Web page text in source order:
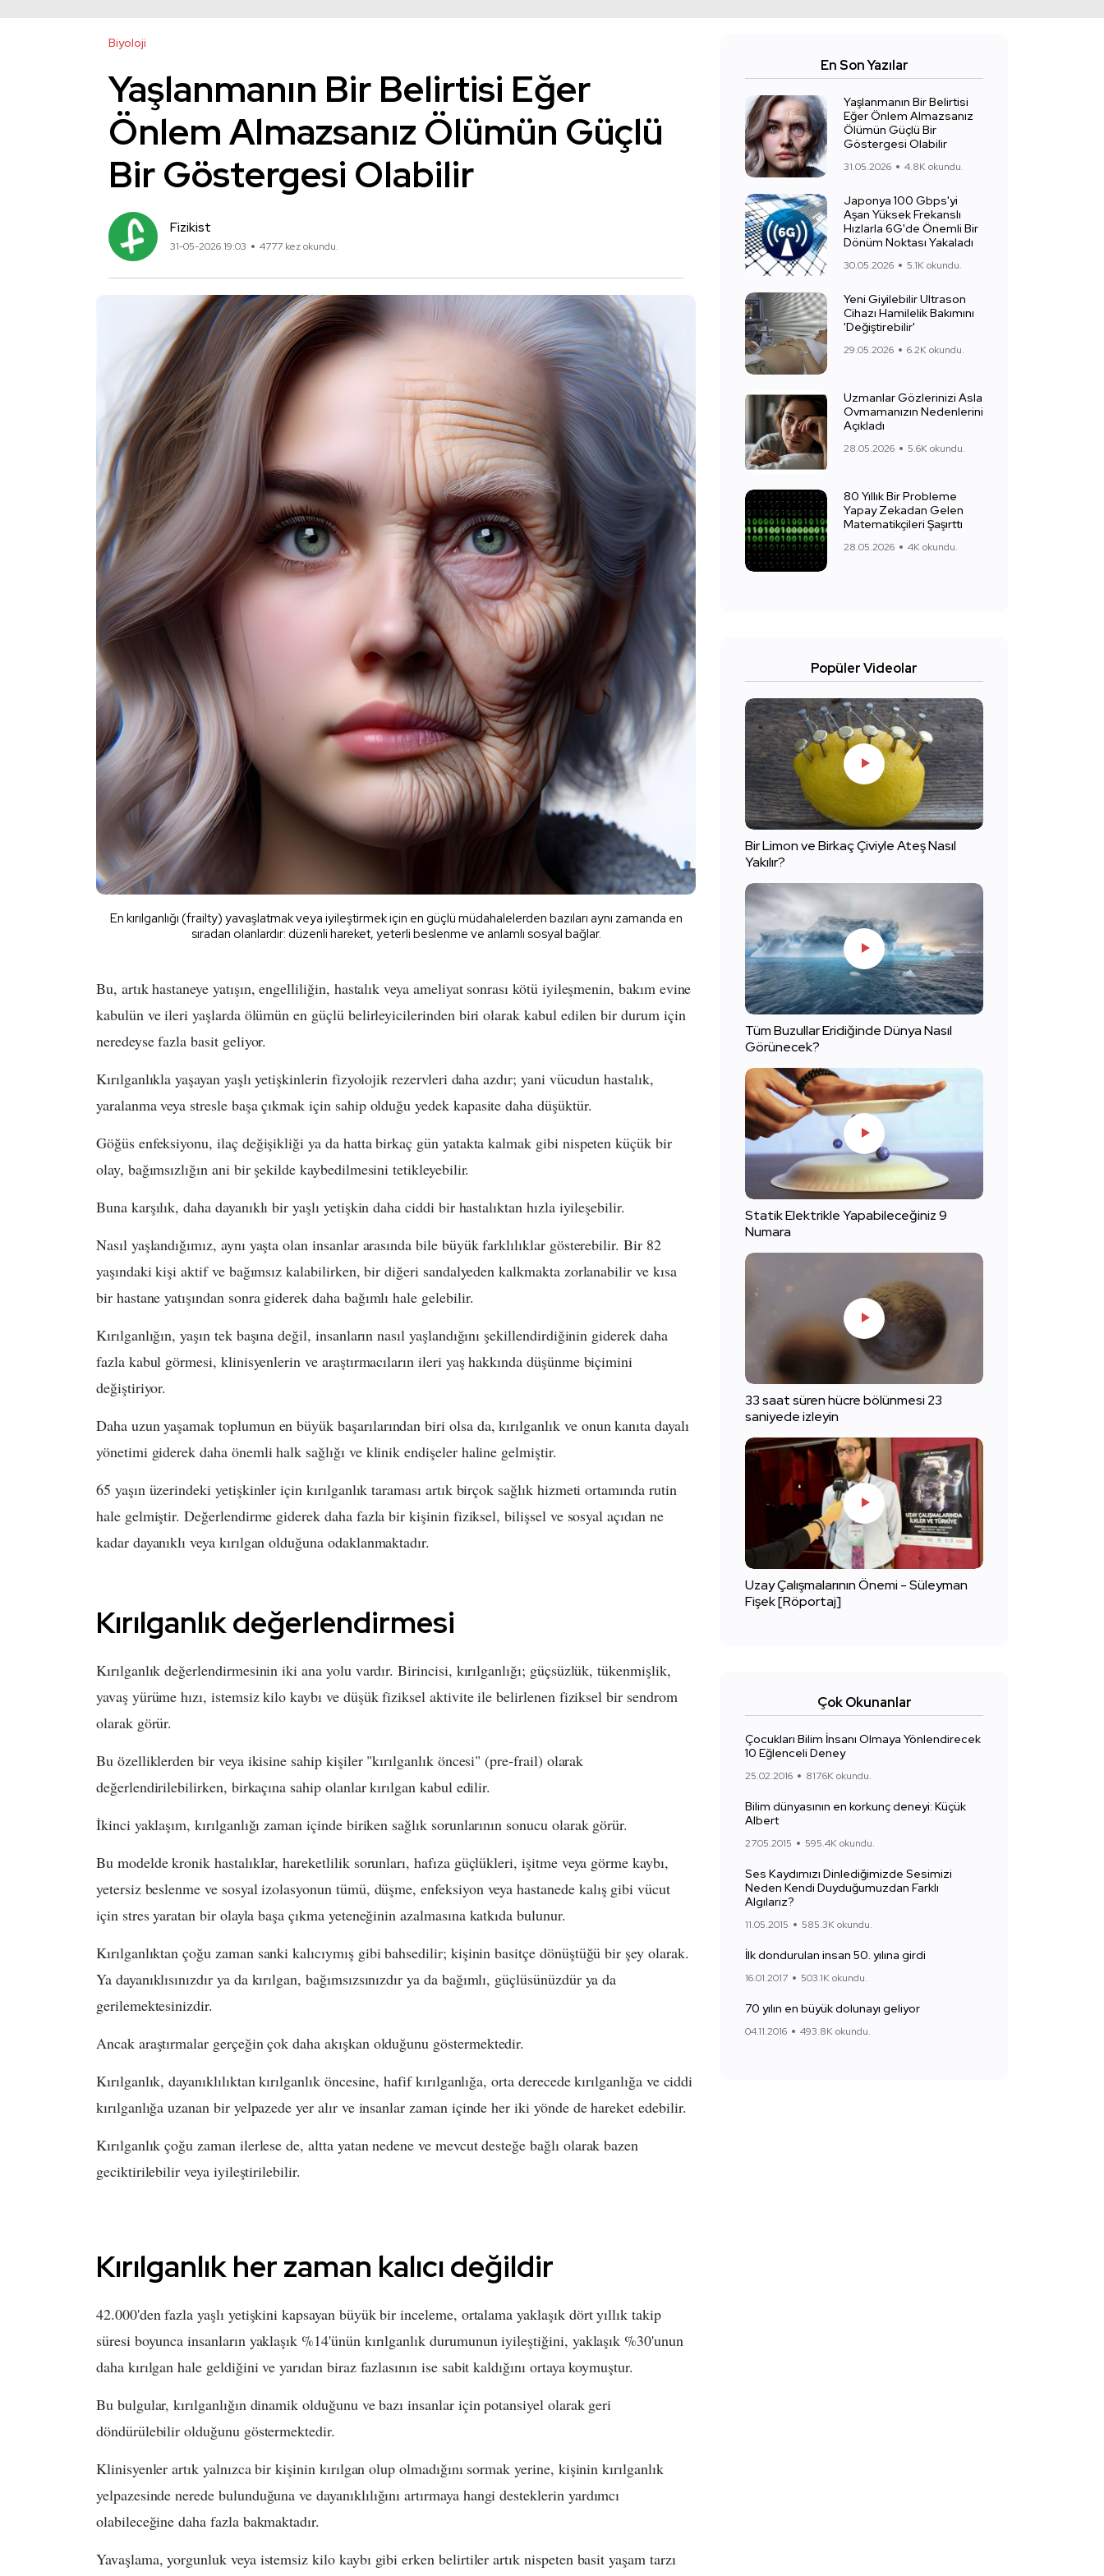
Biyoloji
Yaşlanmanın Bir Belirtisi Eğer
Önlem Almazsanız Ölümün Güçlü
Bir Göstergesi Olabilir
Fizikist
31-05-2026 19:03 4777 kez okundu.
En kırılganlığı (frailty) yavaşlatmak veya iyileştirmek için en güçlü müdahalelerden bazıları aynı zamanda en
sıradan olanlardır: düzenli hareket, yeterli beslenme ve anlamlı sosyal bağlar.
Bu, artık hastaneye yatışın, engelliliğin, hastalık veya ameliyat sonrası kötü iyileşmenin, bakım evine
kabulün ve ileri yaşlarda ölümün en güçlü belirleyicilerinden biri olarak kabul edilen bir durum için
neredeyse fazla basit geliyor.
Kırılganlıkla yaşayan yaşlı yetişkinlerin fizyolojik rezervleri daha azdır; yani vücudun hastalık,
yaralanma veya stresle başa çıkmak için sahip olduğu yedek kapasite daha düşüktür.
Göğüs enfeksiyonu, ilaç değişikliği ya da hatta birkaç gün yatakta kalmak gibi nispeten küçük bir
olay, bağımsızlığın ani bir şekilde kaybedilmesini tetikleyebilir.
Buna karşılık, daha dayanıklı bir yaşlı yetişkin daha ciddi bir hastalıktan hızla iyileşebilir.
Nasıl yaşlandığımız, aynı yaşta olan insanlar arasında bile büyük farklılıklar gösterebilir. Bir 82
yaşındaki kişi aktif ve bağımsız kalabilirken, bir diğeri sandalyeden kalkmakta zorlanabilir ve kısa
bir hastane yatışından sonra giderek daha bağımlı hale gelebilir.
Kırılganlığın, yaşın tek başına değil, insanların nasıl yaşlandığını şekillendirdiğinin giderek daha
fazla kabul görmesi, klinisyenlerin ve araştırmacıların ileri yaş hakkında düşünme biçimini
değiştiriyor.
Daha uzun yaşamak toplumun en büyük başarılarından biri olsa da, kırılganlık ve onun kanıta dayalı
yönetimi giderek daha önemli halk sağlığı ve klinik endişeler haline gelmiştir.
65 yaşın üzerindeki yetişkinler için kırılganlık taraması artık birçok sağlık hizmeti ortamında rutin
hale gelmiştir. Değerlendirme giderek daha fazla bir kişinin fiziksel, bilişsel ve sosyal açıdan ne
kadar dayanıklı veya kırılgan olduğuna odaklanmaktadır.
Kırılganlık değerlendirmesi
Kırılganlık değerlendirmesinin iki ana yolu vardır. Birincisi, kırılganlığı; güçsüzlük, tükenmişlik,
yavaş yürüme hızı, istemsiz kilo kaybı ve düşük fiziksel aktivite ile belirlenen fiziksel bir sendrom
olarak görür.
Bu özelliklerden bir veya ikisine sahip kişiler "kırılganlık öncesi" (pre-frail) olarak
değerlendirilebilirken, birkaçına sahip olanlar kırılgan kabul edilir.
İkinci yaklaşım, kırılganlığı zaman içinde biriken sağlık sorunlarının sonucu olarak görür.
Bu modelde kronik hastalıklar, hareketlilik sorunları, hafıza güçlükleri, işitme veya görme kaybı,
yetersiz beslenme ve sosyal izolasyonun tümü, düşme, enfeksiyon veya hastanede kalış gibi vücut
için stres yaratan bir olayla başa çıkma yeteneğinin azalmasına katkıda bulunur.
Kırılganlıktan çoğu zaman sanki kalıcıymış gibi bahsedilir; kişinin basitçe dönüştüğü bir şey olarak.
Ya dayanıklısınızdır ya da kırılgan, bağımsızsınızdır ya da bağımlı, güçlüsünüzdür ya da
gerilemektesinizdir.
Ancak araştırmalar gerçeğin çok daha akışkan olduğunu göstermektedir.
Kırılganlık, dayanıklılıktan kırılganlık öncesine, hafif kırılganlığa, orta derecede kırılganlığa ve ciddi
kırılganlığa uzanan bir yelpazede yer alır ve insanlar zaman içinde her iki yönde de hareket edebilir.
Kırılganlık çoğu zaman ilerlese de, altta yatan nedene ve mevcut desteğe bağlı olarak bazen
geciktirilebilir veya iyileştirilebilir.
Kırılganlık her zaman kalıcı değildir
42.000'den fazla yaşlı yetişkini kapsayan büyük bir inceleme, ortalama yaklaşık dört yıllık takip
süresi boyunca insanların yaklaşık %14'ünün kırılganlık durumunun iyileştiğini, yaklaşık %30'unun
daha kırılgan hale geldiğini ve yarıdan biraz fazlasının ise sabit kaldığını ortaya koymuştur.
Bu bulgular, kırılganlığın dinamik olduğunu ve bazı insanlar için potansiyel olarak geri
döndürülebilir olduğunu göstermektedir.
Klinisyenler artık yalnızca bir kişinin kırılgan olup olmadığını sormak yerine, kişinin kırılganlık
yelpazesinde nerede bulunduğuna ve dayanıklılığını artırmaya hangi desteklerin yardımcı
olabileceğine daha fazla bakmaktadır.
Yavaşlama, yorgunluk veya istemsiz kilo kaybı gibi erken belirtiler artık nispeten basit yaşam tarzı
En Son Yazılar
Yaşlanmanın Bir Belirtisi
Eğer Önlem Almazsanız
Ölümün Güçlü Bir
Göstergesi Olabilir
31.05.2026 4.8K okundu.
Japonya 100 Gbps'yi
Aşan Yüksek Frekanslı
Hızlarla 6G'de Önemli Bir
Dönüm Noktası Yakaladı
30.05.2026 5.1K okundu.
Yeni Giyilebilir Ultrason
Cihazı Hamilelik Bakımını
'Değiştirebilir'
29.05.2026 6.2K okundu.
Uzmanlar Gözlerinizi Asla
Ovmamanızın Nedenlerini
Açıkladı
28.05.2026 5.6K okundu.
80 Yıllık Bir Probleme
Yapay Zekadan Gelen
Matematikçileri Şaşırttı
28.05.2026 4K okundu.
Popüler Videolar
Bir Limon ve Birkaç Çiviyle Ateş Nasıl
Yakılır?
Tüm Buzullar Eridiğinde Dünya Nasıl
Görünecek?
Statik Elektrikle Yapabileceğiniz 9
Numara
33 saat süren hücre bölünmesi 23
saniyede izleyin
Uzay Çalışmalarının Önemi - Süleyman
Fişek [Röportaj]
Çok Okunanlar
Çocukları Bilim İnsanı Olmaya Yönlendirecek
10 Eğlenceli Deney
25.02.2016 817.6K okundu.
Bilim dünyasının en korkunç deneyi: Küçük
Albert
27.05.2015 595.4K okundu.
Ses Kaydımızı Dinlediğimizde Sesimizi
Neden Kendi Duyduğumuzdan Farklı
Algılarız?
11.05.2015 585.3K okundu.
İlk dondurulan insan 50. yılına girdi
16.01.2017 503.1K okundu.
70 yılın en büyük dolunayı geliyor
04.11.2016 493.8K okundu.